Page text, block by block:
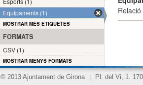
Equipaments (1)
MOSTRAR MÉS ETIQUETES
FORMATS
CSV (1)
MOSTRAR MENYS FORMATS
© 2013 Ajuntament de Girona Pl. del Vi, 1.